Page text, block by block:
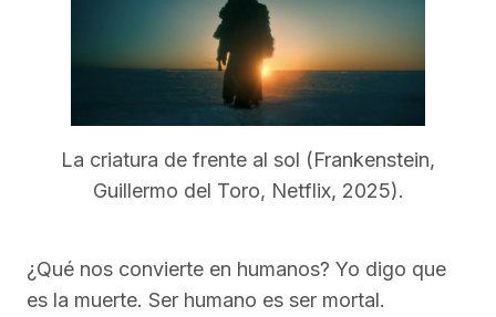
La criatura de frente al sol (Frankenstein,
Guillermo del Toro, Netflix, 2025).
¿Qué nos convierte en humanos? Yo digo que
es la muerte. Ser humano es ser mortal.